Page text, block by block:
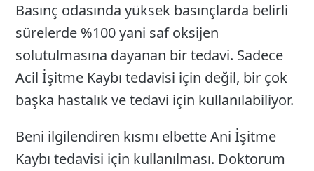
Basınç odasında yüksek basınçlarda belirli
sürelerde %100 yani saf oksijen
solutulmasına dayanan bir tedavi. Sadece
Acil İşitme Kaybı tedavisi için değil, bir çok
başka hastalık ve tedavi için kullanılabiliyor.
Beni ilgilendiren kısmı elbette Ani İşitme
Kaybı tedavisi için kullanılması. Doktorum